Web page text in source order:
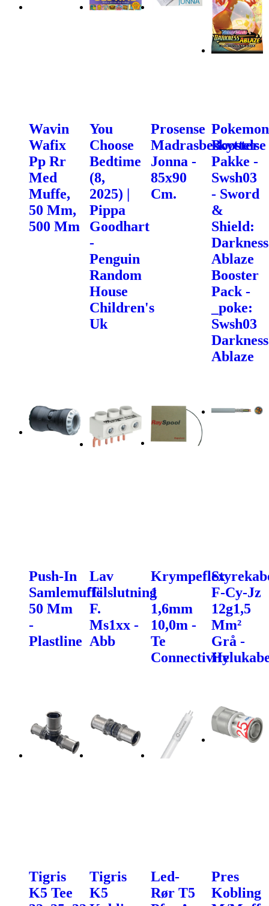
Wavin
Wafix
Pp Rr
Med
Muffe,
50 Mm,
500 Mm
You
Choose
Bedtime
(8,
2025) |
Pippa
Goodhart
-
Penguin
Random
House
Children's
Uk
Prosense
Madrasbeskyttelse
Jonna -
85x90
Cm.
Pokemon
Booster
Pakke -
Swsh03
- Sword
&
Shield:
Darkness
Ablaze
Booster
Pack -
_poke:
Swsh03
Darkness
Ablaze
Push-In
Samlemuffe
50 Mm
-
Plastline
Lav
Tilslutning
F.
Ms1xx -
Abb
Krympeflex
1
1,6mm
10,0m -
Te
Connectivity
F-Cy-Jz
12g1,5
Mm²
Grå -
Tigris
K5 Tee
Tigris
K5
Led-
Rør T5
Pres
Kobling